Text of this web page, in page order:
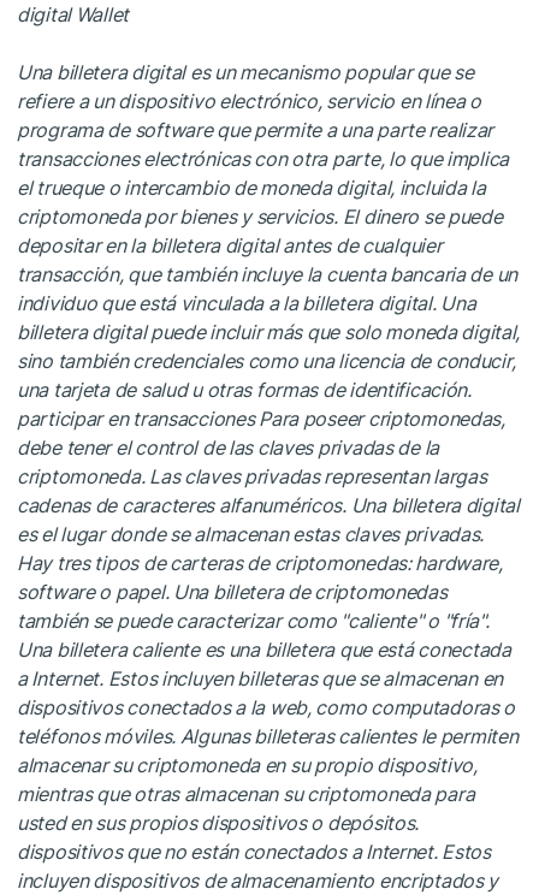
digital Wallet
Una billetera digital es un mecanismo popular que se
refiere a un dispositivo electrónico, servicio en línea o
programa de software que permite a una parte realizar
transacciones electrónicas con otra parte, lo que implica
el trueque o intercambio de moneda digital, incluida la
criptomoneda por bienes y servicios. El dinero se puede
depositar en la billetera digital antes de cualquier
transacción, que también incluye la cuenta bancaria de un
individuo que está vinculada a la billetera digital. Una
billetera digital puede incluir más que solo moneda digital,
sino también credenciales como una licencia de conducir,
una tarjeta de salud u otras formas de identificación.
participar en transacciones Para poseer criptomonedas,
debe tener el control de las claves privadas de la
criptomoneda. Las claves privadas representan largas
cadenas de caracteres alfanuméricos. Una billetera digital
es el lugar donde se almacenan estas claves privadas.
Hay tres tipos de carteras de criptomonedas: hardware,
software o papel. Una billetera de criptomonedas
también se puede caracterizar como "caliente" o "fría".
Una billetera caliente es una billetera que está conectada
a Internet. Estos incluyen billeteras que se almacenan en
dispositivos conectados a la web, como computadoras o
teléfonos móviles. Algunas billeteras calientes le permiten
almacenar su criptomoneda en su propio dispositivo,
mientras que otras almacenan su criptomoneda para
usted en sus propios dispositivos o depósitos.
dispositivos que no están conectados a Internet. Estos
incluyen dispositivos de almacenamiento encriptados y